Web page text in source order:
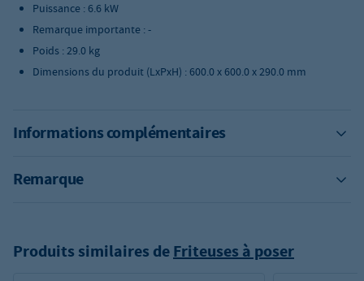
Puissance : 6.6 kW
Remarque importante : -
Poids : 29.0 kg
Dimensions du produit (LxPxH) : 600.0 x 600.0 x 290.0 mm
Informations complémentaires
Remarque
Produits similaires deFriteuses à poser